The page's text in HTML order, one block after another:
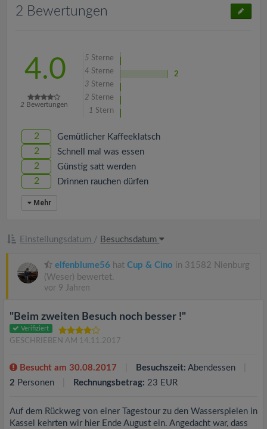
2 Bewertungen
4.0
2 Bewertungen
5 Sterne
4 Sterne
2
3 Sterne
2 Sterne
1 Stern
2 Gemütlicher Kaffeeklatsch
2 Schnell mal was essen
2 Günstig satt werden
2 Drinnen rauchen dürfen
Mehr
Einstellungsdatum / Besuchsdatum
elfenblume56 hat Cup & Cino in 31582 Nienburg
(Weser) bewertet.
vor 9 Jahren
"Beim zweiten Besuch noch besser !"
Verifiziert
GESCHRIEBEN AM 14.11.2017
Besucht am 30.08.2017 Besuchszeit: Abendessen
2 Personen Rechnungsbetrag: 23 EUR
Auf dem Rückweg von einer Tagestour zu den Wasserspielen in
Kassel kehrten wir hier Ende August ein. Angedacht war, dass